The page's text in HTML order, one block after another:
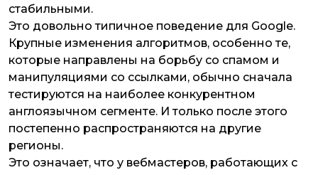
стабильными.
Это довольно типичное поведение для Google.
Крупные изменения алгоритмов, особенно те,
которые направлены на борьбу со спамом и
манипуляциями со ссылками, обычно сначала
тестируются на наиболее конкурентном
англоязычном сегменте. И только после этого
постепенно распространяются на другие
регионы.
Это означает, что у вебмастеров, работающих с